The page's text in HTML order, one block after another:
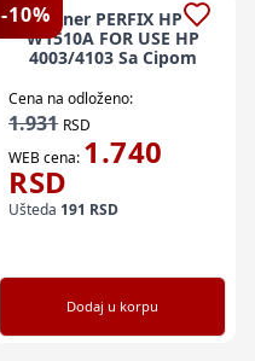
-10%Toner PERFIX HP
W1510A FOR USE HP
4003/4103 Sa Cipom
Cena na odloženo:
1.931 RSD
WEB cena: 1.740
RSD
Ušteda 191 RSD
Dodaj u korpu